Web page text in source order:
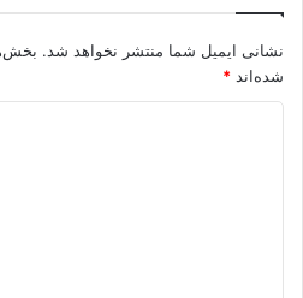
نشانی ایمیل شما منتشر نخواهد شد.
شده‌اند *